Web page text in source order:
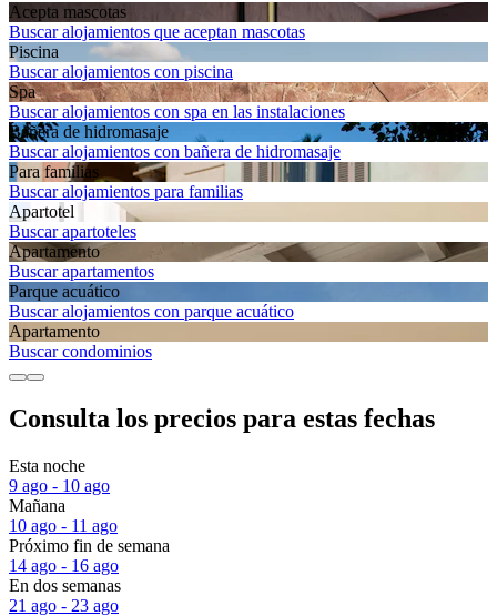
Acepta mascotas
Buscar alojamientos que aceptan mascotas
Piscina
Buscar alojamientos con piscina
Spa
Buscar alojamientos con spa en las instalaciones
Bañera de hidromasaje
Buscar alojamientos con bañera de hidromasaje
Para familias
Buscar alojamientos para familias
Apartotel
Buscar apartoteles
Apartamento
Buscar apartamentos
Parque acuático
Buscar alojamientos con parque acuático
Apartamento
Buscar condominios
Consulta los precios para estas fechas
Esta noche
9 ago - 10 ago
Mañana
10 ago - 11 ago
Próximo fin de semana
14 ago - 16 ago
En dos semanas
21 ago - 23 ago